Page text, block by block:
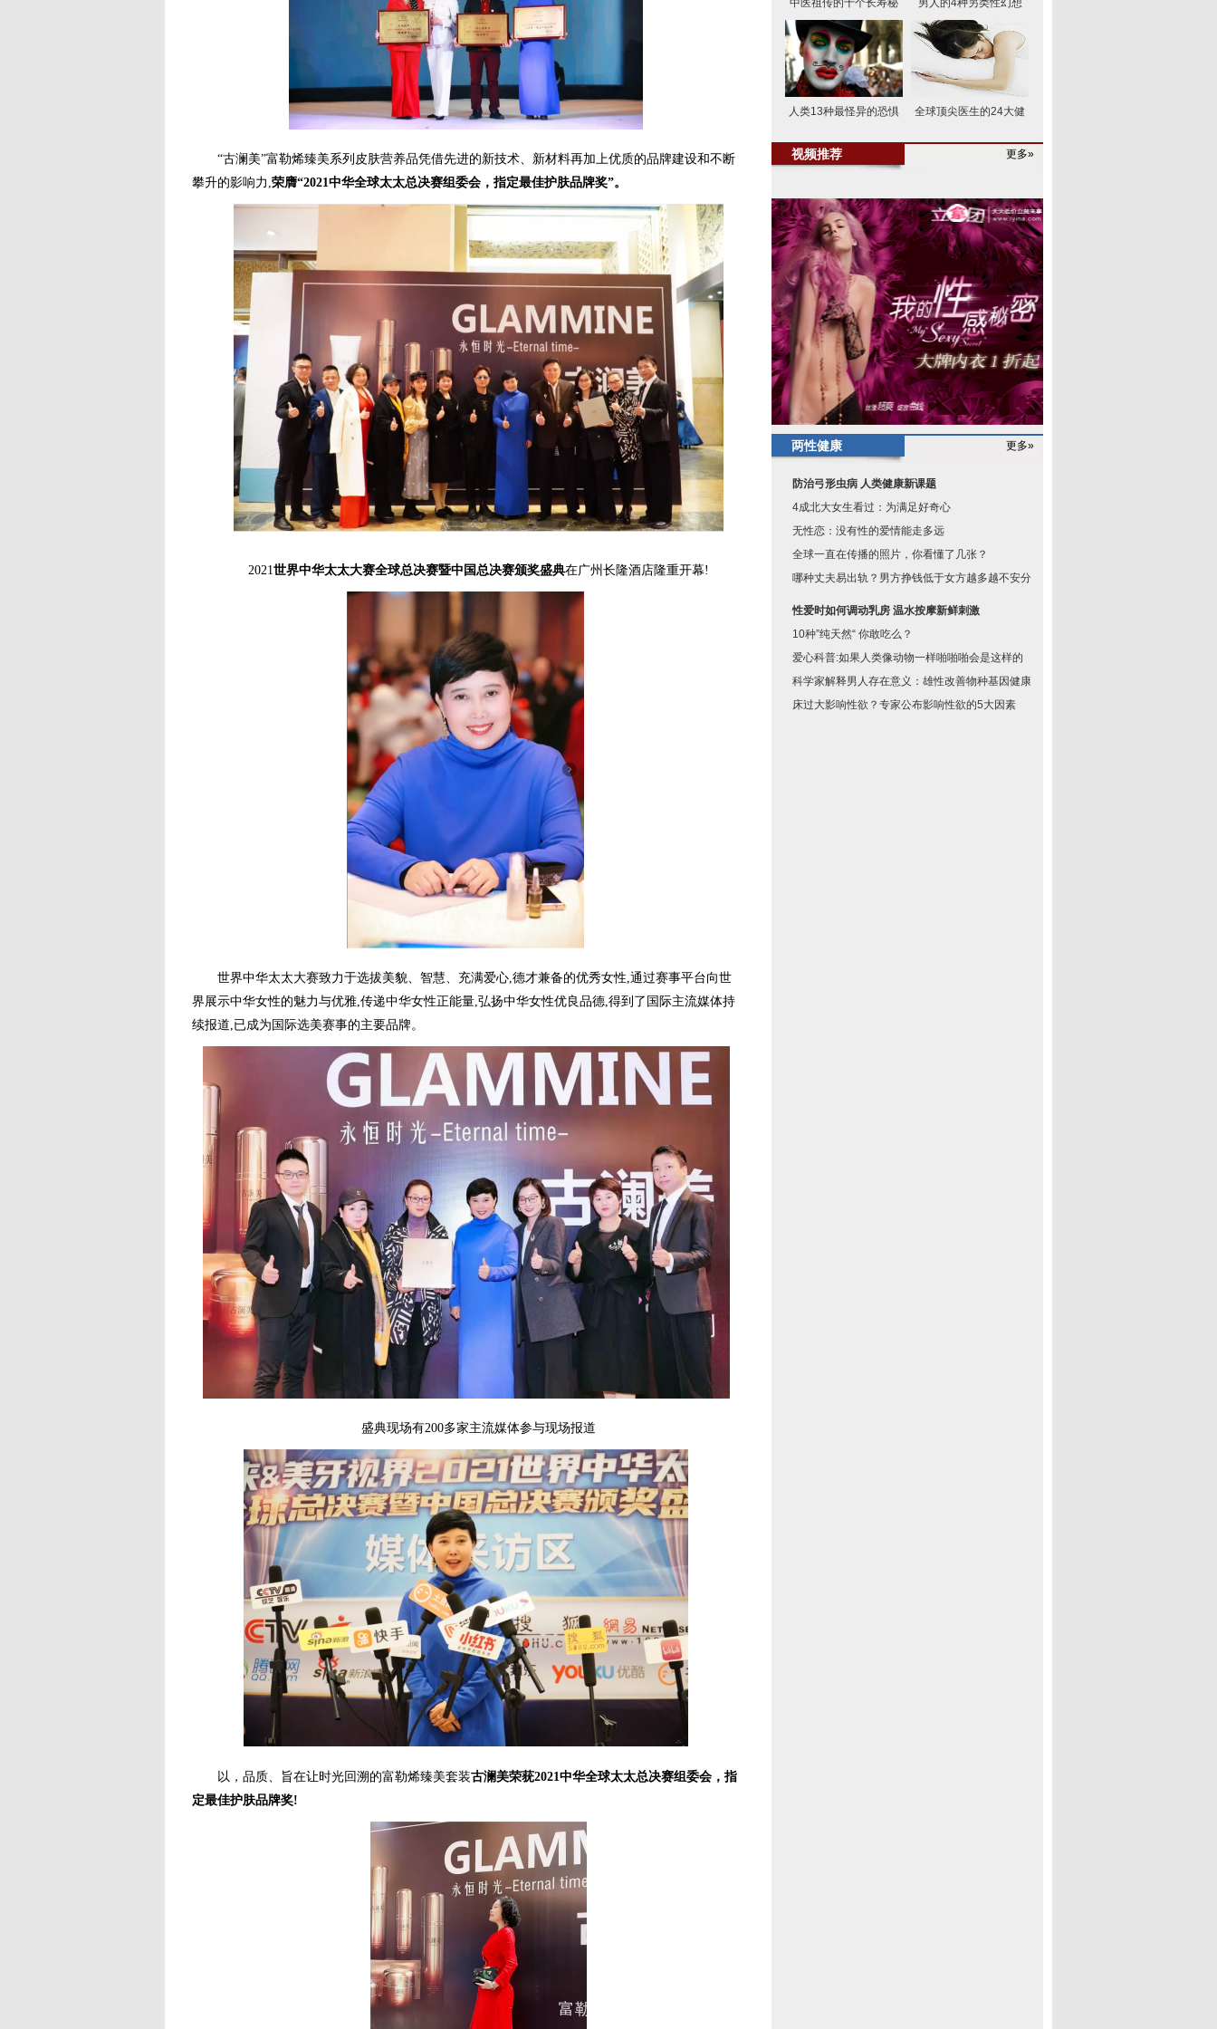
“古澜美”富勒烯臻美系列皮肤营养品凭借先进的新技术、新材料再加上优质的品牌建设和不断
攀升的影响力,荣膺“2021中华全球太太总决赛组委会，指定最佳护肤品牌奖”。
2021世界中华太太大赛全球总决赛暨中国总决赛颁奖盛典在广州长隆酒店隆重开幕!
世界中华太太大赛致力于选拔美貌、智慧、充满爱心,德才兼备的优秀女性,通过赛事平台向世
界展示中华女性的魅力与优雅,传递中华女性正能量,弘扬中华女性优良品德,得到了国际主流媒体持
续报道,已成为国际选美赛事的主要品牌。
盛典现场有200多家主流媒体参与现场报道
以，品质、旨在让时光回溯的富勒烯臻美套装古澜美荣莸2021中华全球太太总决赛组委会，指
定最佳护肤品牌奖!
中医祖传的十个长寿秘 男人的4种另类性幻想
人类13种最怪异的恐惧 全球顶尖医生的24大健
视频推荐 更多»
两性健康 更多»
防治弓形虫病 人类健康新课题
4成北大女生看过：为满足好奇心
无性恋：没有性的爱情能走多远
全球一直在传播的照片，你看懂了几张？
哪种丈夫易出轨？男方挣钱低于女方越多越不安分
性爱时如何调动乳房 温水按摩新鲜刺激
10种”纯天然“ 你敢吃么？
爱心科普:如果人类像动物一样啪啪啪会是这样的
科学家解释男人存在意义：雄性改善物种基因健康
床过大影响性欲？专家公布影响性欲的5大因素